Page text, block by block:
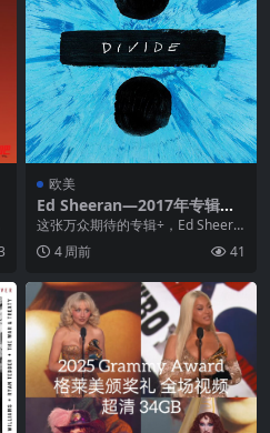
欧美
Ed Sheeran—2017年专辑—÷
(Deluxe) flac
这张万众期待的专辑÷，Ed Sheera
n自称是“至今创作出的最好作品”！
为了这...
4 周前 41